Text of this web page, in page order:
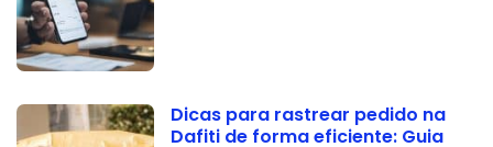
Dicas para rastrear pedido na
Dafiti de forma eficiente: Guia